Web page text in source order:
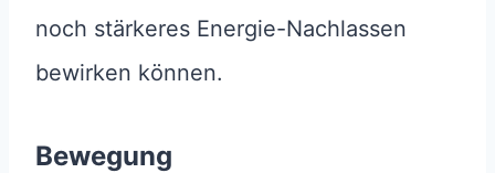
noch stärkeres Energie-Nachlassen
bewirken können.
Bewegung